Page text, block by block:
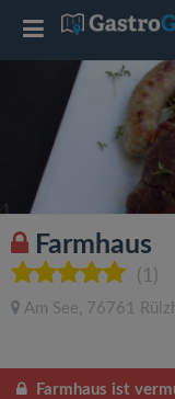
Farmhaus
(1)
Am See, 76761
Farmhaus ist
T
l
e